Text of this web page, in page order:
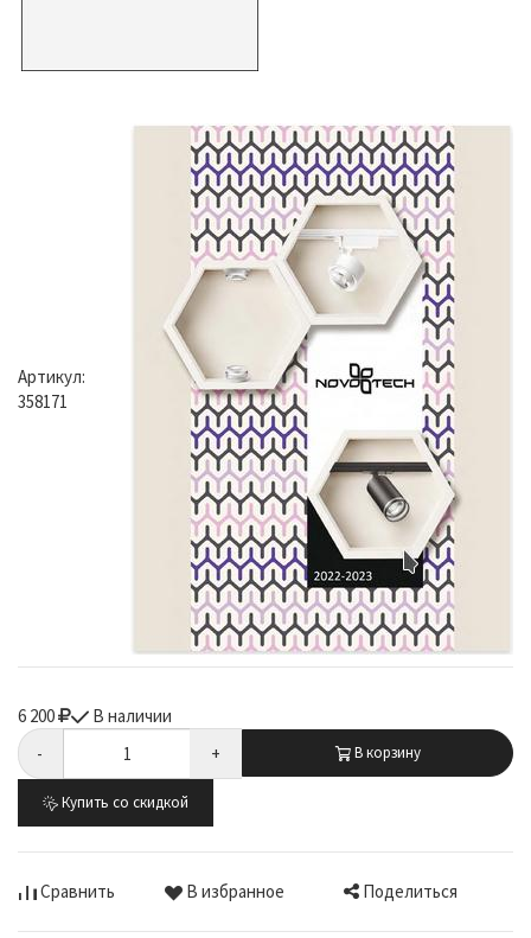
Артикул:
358171
6 200
В наличии
-
+ В корзину
Купить со скидкой
Сравнить В избранное Поделиться